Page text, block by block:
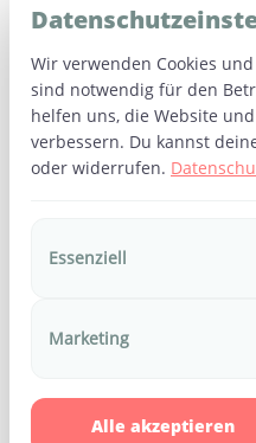
Wie lange dauert
Baby & Kind?
Der Kurs dauert ca. 4
Ja, selbstverständlich.
Wer kann
6.
Wie melde ich mich
Die Anmeldung für
& Kind in
Wir verwenden Cookies
sind notwendig für den
helfen uns, die Website
verbessern. Du kannst
oder widerrufen.
Essenziell
Marketing
Alle akzeptieren